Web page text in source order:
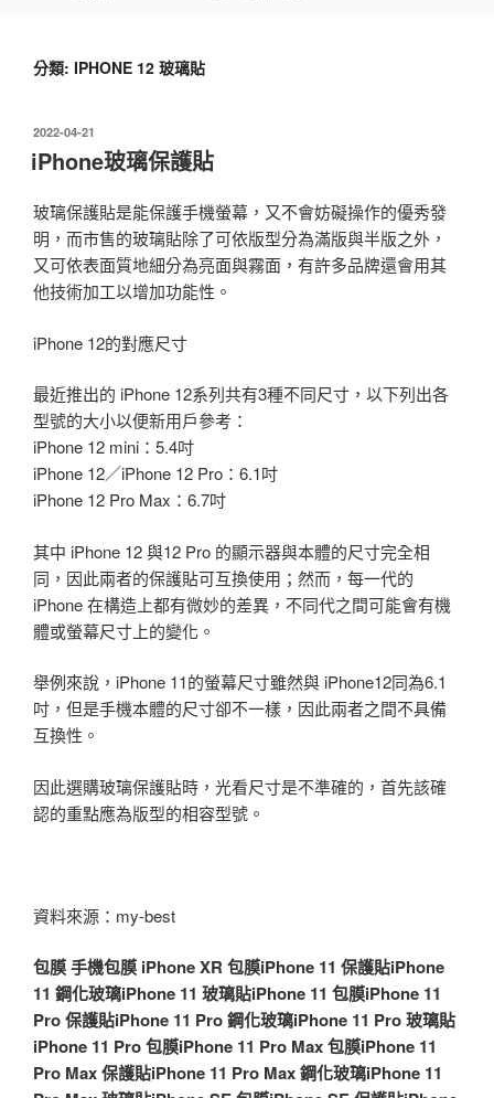
分類: IPHONE 12 玻璃貼
發
佈
於
2022-04-21
iPhone玻璃保護貼
玻璃保護貼是能保護手機螢幕，又不會妨礙操作的優秀發
明，而市售的玻璃貼除了可依版型分為滿版與半版之外，
又可依表面質地細分為亮面與霧面，有許多品牌還會用其
他技術加工以增加功能性。
iPhone 12的對應尺寸
最近推出的 iPhone 12系列共有3種不同尺寸，以下列出各
型號的大小以便新用戶參考：
iPhone 12 mini：5.4吋
iPhone 12／iPhone 12 Pro：6.1吋
iPhone 12 Pro Max：6.7吋
其中 iPhone 12 與12 Pro 的顯示器與本體的尺寸完全相
同，因此兩者的保護貼可互換使用；然而，每一代的
iPhone 在構造上都有微妙的差異，不同代之間可能會有機
體或螢幕尺寸上的變化。
舉例來說，iPhone 11的螢幕尺寸雖然與 iPhone12同為6.1
吋，但是手機本體的尺寸卻不一樣，因此兩者之間不具備
互換性。
因此選購玻璃保護貼時，光看尺寸是不準確的，首先該確
認的重點應為版型的相容型號。
資料來源：my-best
包膜手機包膜 iPhone XR 包膜iPhone 11 保護貼iPhone
11 鋼化玻璃iPhone 11 玻璃貼iPhone 11 包膜iPhone 11
Pro 保護貼iPhone 11 Pro 鋼化玻璃iPhone 11 Pro 玻璃貼
iPhone 11 Pro 包膜iPhone 11 Pro Max 包膜iPhone 11
Pro Max 保護貼iPhone 11 Pro Max 鋼化玻璃iPhone 11